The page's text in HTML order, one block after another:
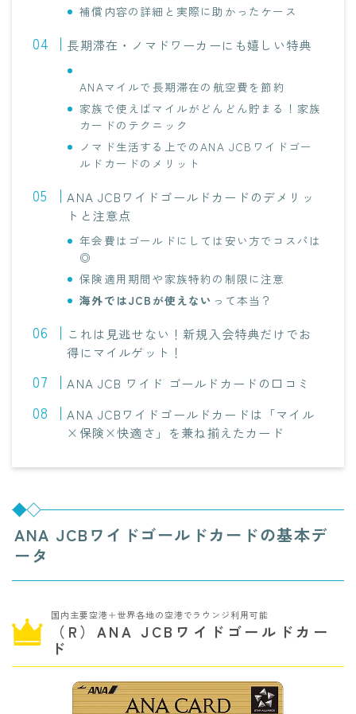
補償内容の詳細と実際に助かったケース
長期滞在・ノマドワーカーにも嬉しい特典
ANAマイルで長期滞在の航空費を節約
家族で使えばマイルがどんどん貯まる！家族
カードのテクニック
ノマド生活する上でのANA JCBワイドゴー
ルドカードのメリット
ANA JCBワイドゴールドカードのデメリッ
トと注意点
年会費はゴールドにしては安い方でコスパは
◎
保険適用期間や家族特約の制限に注意
海外ではJCBが使えない って本当？
これは見逃せない！新規入会特典だけでお
得にマイルゲット！
ANA JCB ワイド ゴールドカードの口コミ
ANA JCBワイドゴールドカードは「マイル
×保険×快適さ」を兼ね揃えたカード
ANA JCBワイドゴールドカードの基本デ
ータ
国内主要空港＋世界各地の空港でラウンジ利用可能
（R） ANA JCBワイドゴールドカー
ド